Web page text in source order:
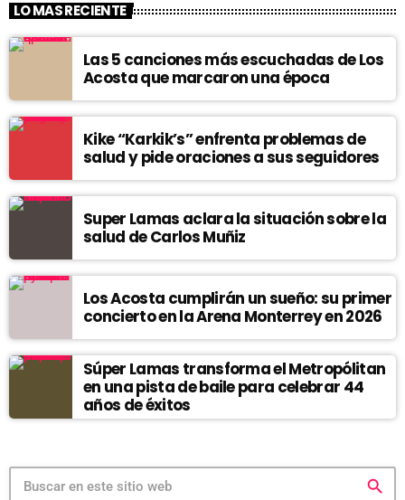
LO MAS RECIENTE
Las 5 canciones más escuchadas de Los
Acosta que marcaron una época
Kike “Karkik’s” enfrenta problemas de
salud y pide oraciones a sus seguidores
Super Lamas aclara la situación sobre la
salud de Carlos Muñiz
Los Acosta cumplirán un sueño: su primer
concierto en la Arena Monterrey en 2026
Súper Lamas transforma el Metropólitan
en una pista de baile para celebrar 44
años de éxitos
search